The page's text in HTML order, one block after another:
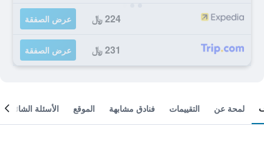
224 ﷼ عرض الصفقة
231 ﷼ عرض الصفقة
لمحة عن التقييمات فنادق مشابهة الموقع الأسئلة الشائعة